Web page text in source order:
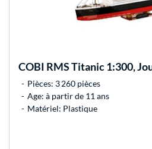
COBI RMS Titanic 1:300,
Pièces: 3 260 pièces
Age: à partir de 11 ans
Matériel: Plastique